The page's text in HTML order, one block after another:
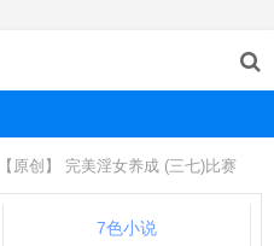
【原创】 完美淫女养成 (三七)比赛
7色小说